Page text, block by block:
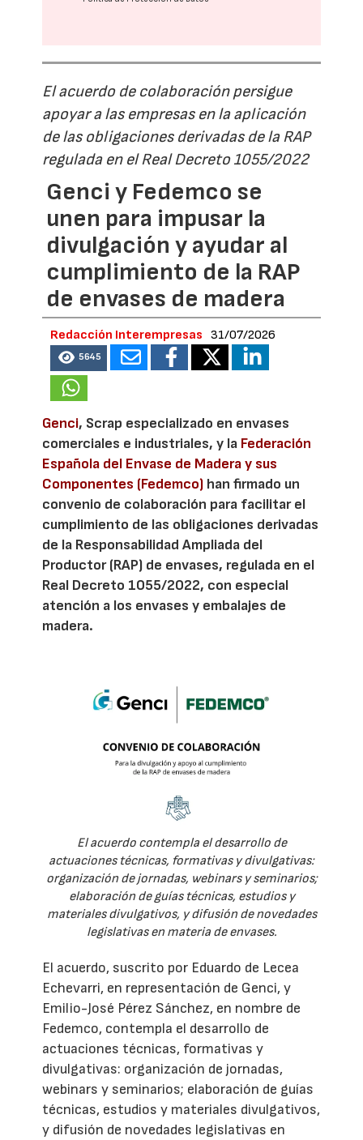
El acuerdo de colaboración persigue
apoyar a las empresas en la aplicación
de las obligaciones derivadas de la RAP
regulada en el Real Decreto 1055/2022
Genci y Fedemco se
unen para impusar la
divulgación y ayudar al
cumplimiento de la RAP
de envases de madera
Redacción Interempresas 31/07/2026
5645
Genci, Scrap especializado en envases
comerciales e industriales, y la Federación
Española del Envase de Madera y sus
Componentes (Fedemco) han firmado un
convenio de colaboración para facilitar el
cumplimiento de las obligaciones derivadas
de la Responsabilidad Ampliada del
Productor (RAP) de envases, regulada en el
Real Decreto 1055/2022, con especial
atención a los envases y embalajes de
madera.
El acuerdo contempla el desarrollo de
actuaciones técnicas, formativas y divulgativas:
organización de jornadas, webinars y seminarios;
elaboración de guías técnicas, estudios y
materiales divulgativos, y difusión de novedades
legislativas en materia de envases.
El acuerdo, suscrito por Eduardo de Lecea
Echevarri, en representación de Genci, y
Emilio-José Pérez Sánchez, en nombre de
Fedemco, contempla el desarrollo de
actuaciones técnicas, formativas y
divulgativas: organización de jornadas,
webinars y seminarios; elaboración de guías
técnicas, estudios y materiales divulgativos,
y difusión de novedades legislativas en